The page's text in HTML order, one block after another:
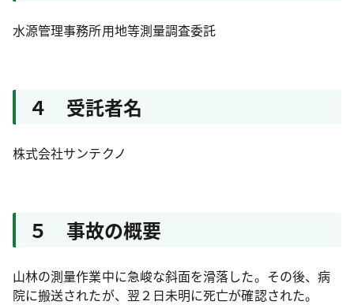
水源管理事務所用地等測量調査委託
４ 受託者名
株式会社サンテクノ
５ 事故の概要
山林の測量作業中に急峻な斜面を滑落した。その後、病
院に搬送されたが、翌２日未明に死亡が確認された。